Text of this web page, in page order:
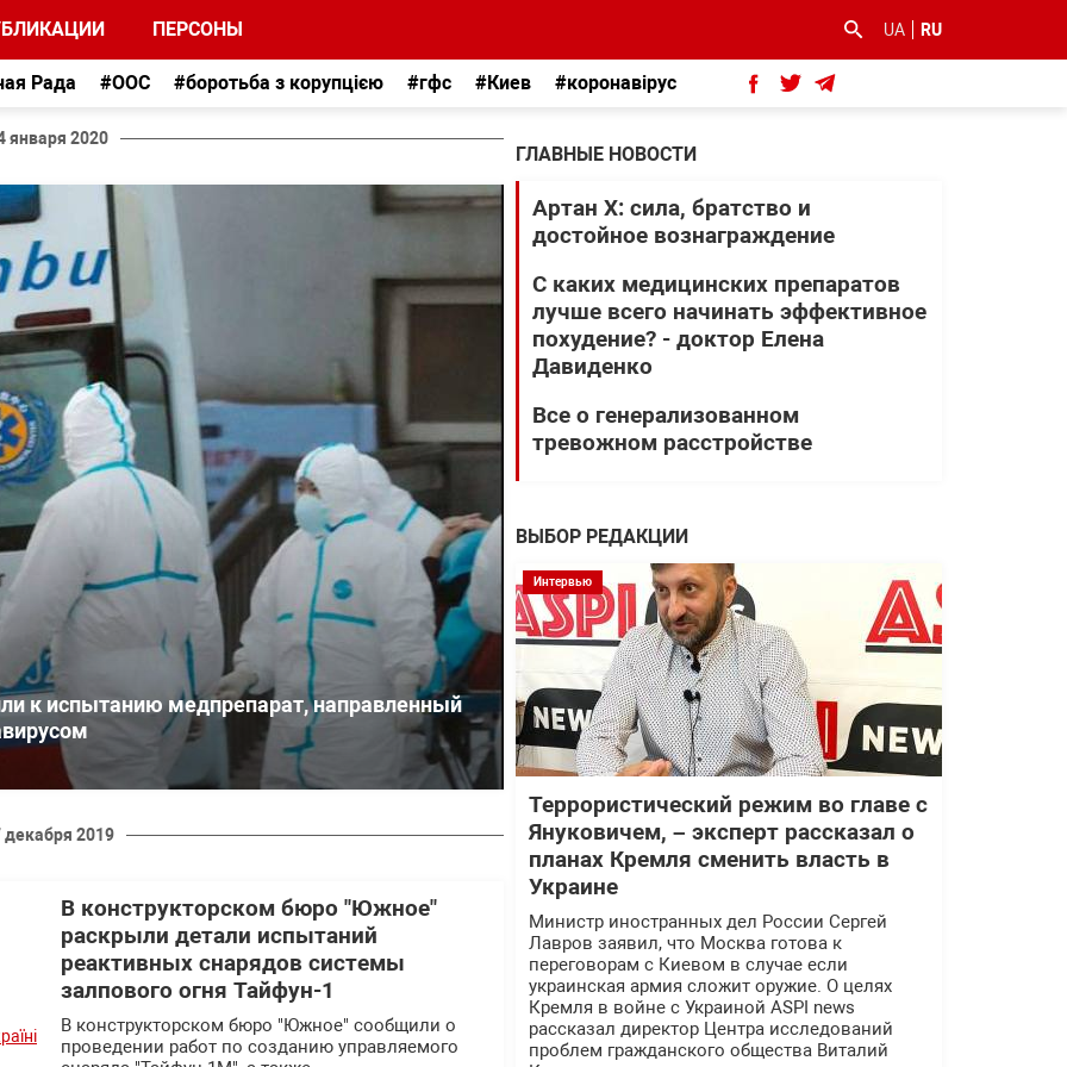
ПЕРСОНЫ UA RU
Рада #ООС #боротьба з корупцією #гфс #Киев #коронавірус
января 2020
к испытанию медпрепарат, направленный
декабря 2019
В конструкторском бюро "Южное"
раскрыли детали испытаний
реактивных снарядов системы
залпового огня Тайфун-1
В конструкторском бюро "Южное" сообщили о
проведении работ по созданию управляемого
ГЛАВНЫЕ НОВОСТИ
Артан Х: сила, братство и
достойное вознаграждение
С каких медицинских препаратов
лучше всего начинать эффективное
похудение? - доктор Елена
Давиденко
Все о генерализованном
тревожном расстройстве
ВЫБОР РЕДАКЦИИ
Интервью
Террористический режим во главе с
Януковичем, – эксперт рассказал о
планах Кремля сменить власть в
Украине
Министр иностранных дел России Сергей
Лавров заявил, что Москва готова к
переговорам с Киевом в случае если
украинская армия сложит оружие. О целях
Кремля в войне с Украиной ASPI news
рассказал директор Центра исследований
проблем гражданского общества Виталий